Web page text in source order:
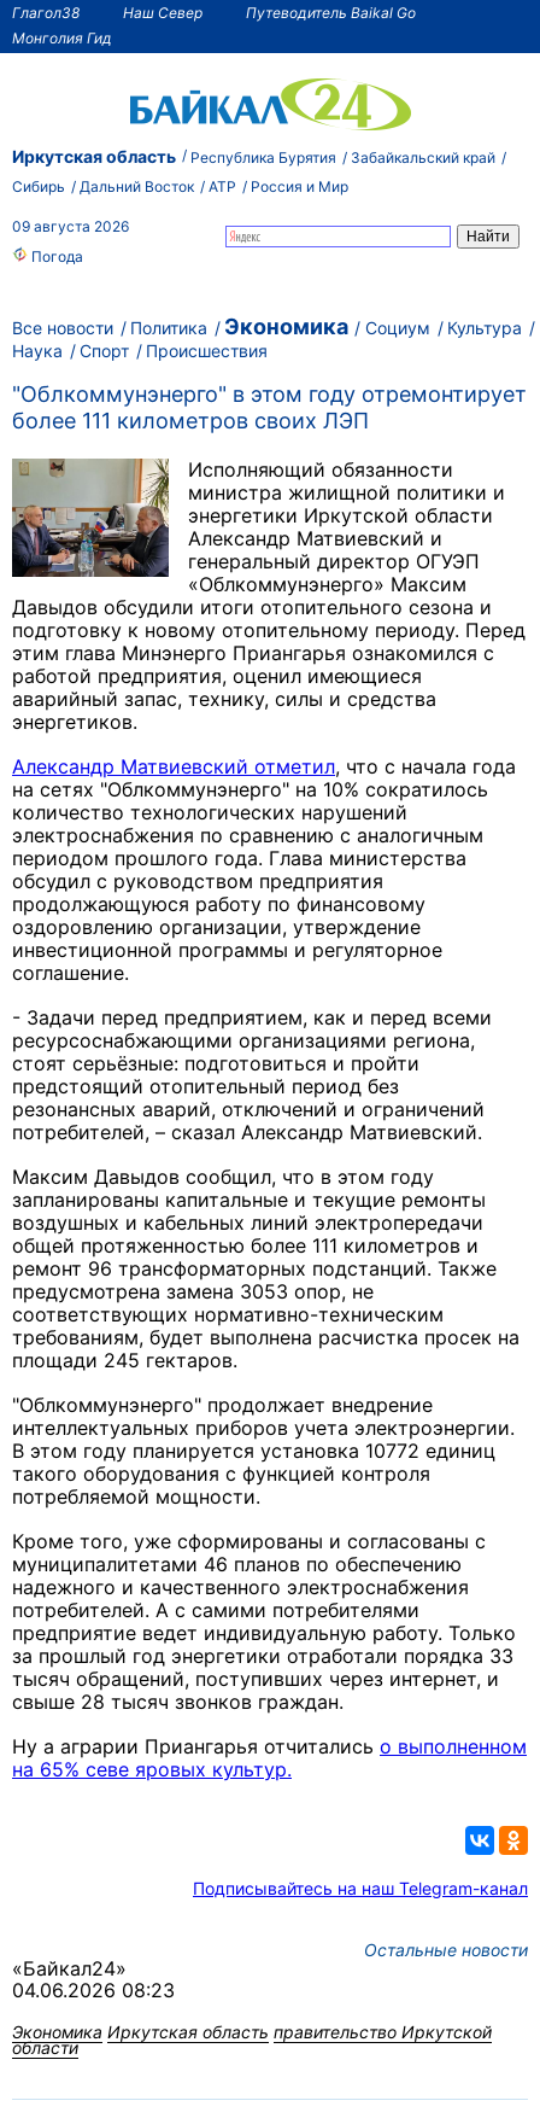
Глагол38 Наш Север
Путеводитель Baikal Go
Монголия Гид
Иркутская область Республика Бурятия
Забайкальский край
Сибирь
Дальний Восток АТР Россия и Мир
09 августа 2026
Погода
Все новости Политика Экономика Социум
Культура
Наука
Спорт Происшествия
"Облкоммунэнерго" в этом году отремонтирует
более 111 километров своих ЛЭП
Исполняющий обязанности
министра жилищной политики и
энергетики Иркутской области
Александр Матвиевский и
генеральный директор ОГУЭП
«Облкоммунэнерго» Максим
Давыдов обсудили итоги отопительного сезона и
подготовку к новому отопительному периоду. Перед
этим глава Минэнерго Приангарья ознакомился с
работой предприятия, оценил имеющиеся
аварийный запас, технику, силы и средства
энергетиков.
Александр Матвиевский отметил, что с начала года
на сетях "Облкоммунэнерго" на 10% сократилось
количество технологических нарушений
электроснабжения по сравнению с аналогичным
периодом прошлого года. Глава министерства
обсудил с руководством предприятия
продолжающуюся работу по финансовому
оздоровлению организации, утверждение
инвестиционной программы и регуляторное
соглашение.
- Задачи перед предприятием, как и перед всеми
ресурсоснабжающими организациями региона,
стоят серьёзные: подготовиться и пройти
предстоящий отопительный период без
резонансных аварий, отключений и ограничений
потребителей, – сказал Александр Матвиевский.
Максим Давыдов сообщил, что в этом году
запланированы капитальные и текущие ремонты
воздушных и кабельных линий электропередачи
общей протяженностью более 111 километров и
ремонт 96 трансформаторных подстанций. Также
предусмотрена замена 3053 опор, не
соответствующих нормативно-техническим
требованиям, будет выполнена расчистка просек на
площади 245 гектаров.
"Облкоммунэнерго" продолжает внедрение
интеллектуальных приборов учета электроэнергии.
В этом году планируется установка 10772 единиц
такого оборудования с функцией контроля
потребляемой мощности.
Кроме того, уже сформированы и согласованы с
муниципалитетами 46 планов по обеспечению
надежного и качественного электроснабжения
потребителей. А с самими потребителями
предприятие ведет индивидуальную работу. Только
за прошлый год энергетики отработали порядка 33
тысяч обращений, поступивших через интернет, и
свыше 28 тысяч звонков граждан.
Ну а аграрии Приангарья отчитались о выполненном
на 65% севе яровых культур.
Подписывайтесь на наш Telegram-канал
Остальные новости
«Байкал24»
04.06.2026 08:23
Экономика Иркутская область правительство Иркутской
области